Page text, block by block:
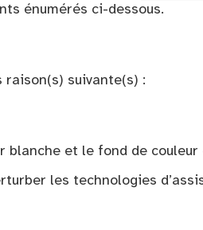
énumérés ci-dessous.
suivante(s) :
et le fond de
les technologies